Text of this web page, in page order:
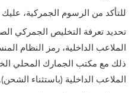
للتأكد من الرسوم الجمركية،
تحديد تعرفة التخليص الجمركي
ذلك مع مكتب الجمارك المحلي
الملاعب الداخلية (باستثناء الشحن).